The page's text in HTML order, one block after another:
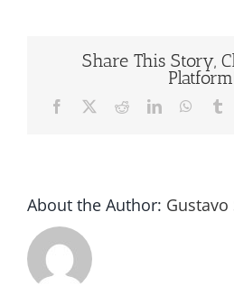
Share This Story,
Facebook RedditLinkedIn
About the Author: Gustavo